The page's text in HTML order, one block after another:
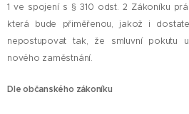
1 ve spojení s § 310 odst. 2 Zákoníku
která bude přiměřenou, jakož i
nepostupovat tak, že smluvní pokutu
nového zaměstnání.
Dle občanského zákoníku